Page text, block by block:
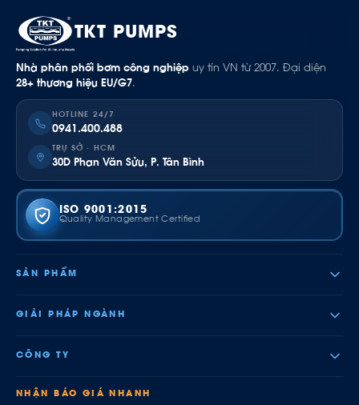
TKT PUMPS
Nhà phân phối bơm công nghiệp uy tín VN từ 2007. Đại diện
28+ thương hiệu EU/G7.
HOTLINE 24/7
0941.400.488
TRỤ SỞ · HCM
30D Phan Văn Sửu, P. Tân Bình
ISO 9001:2015
Quality Management Certified
SẢN PHẨM
GIẢI PHÁP NGÀNH
CÔNG TY
NHẬN BÁO GIÁ NHANH